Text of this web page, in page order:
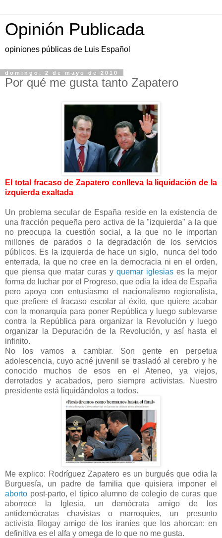
Opinión Publicada
opiniones públicas de Luis Español
domingo, 2 de mayo de 2010
Por qué me gusta tanto Zapatero
El total fracaso de Zapatero conlleva la liquidación de la
izquierda exaltada
Un problema secular de España reside en la existencia de
una fracción pequeña pero activa de la "izquierda" a la que
no preocupa la cuestión social, a la que no le importan
millones de parados o la degradación de los servicios
públicos. Es la izquierda de hace un siglo, nunca del todo
enterrada, la que no cree en la democracia ni en el orden,
que piensa que matar curas y quemar iglesias es la mejor
forma de luchar por el Progreso, que odia la idea de España
pero apoya con entusiasmo el nacionalismo regionalista,
que prefiere el fracaso escolar al éxito, que quiere acabar
con la monarquía para poner República y luego sublevarse
contra la República para organizar la Revolución y luego
organizar la Depuración de la Revolución, y así hasta el
infinito.
No los vamos a cambiar. Son gente en perpetua
adolescencia, cuyo acné juvenil se trasladó al cerebro y he
conocido muchos de esos en el Ateneo, ya viejos,
derrotados y acabados, pero siempre activistas. Nuestro
presidente está liquidándolos a todos.
Me explico: Rodríguez Zapatero es un burgués que odia la
Burguesía, un padre de familia que quisiera imponer el
aborto post-parto, el típico alumno de colegio de curas que
aborrece la Iglesia, un demócrata amigo de los
antidemócratas chavistas o marroquíes, un presunto
activista filogay amigo de los iraníes que los ahorcan: en
definitiva es el alfa y omega de lo que no me gusta.